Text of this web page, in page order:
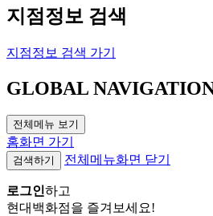
지점정보 검색
지점정보 검색 가기
GLOBAL
전체메뉴 보기
홈화면 가기
검색하기 전체메뉴화면 닫기
로그인하고
현대백화점을 즐겨보세요!